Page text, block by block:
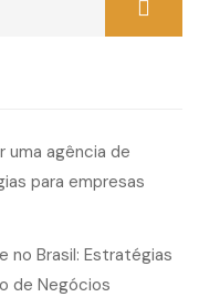
uma agência de
para empresas
no Brasil: Estratégias
de Negócios